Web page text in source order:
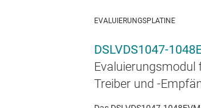
EVALUIERUNGSPLATINE
DSLVDS1047-
Evaluierungsmodul
Treiber und -